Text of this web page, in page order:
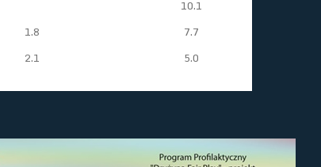
10.1
1.8
7.7
2.1 5.0